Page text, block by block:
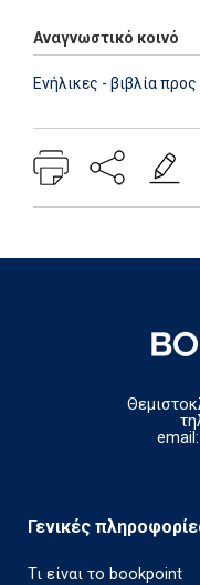
Αναγνωστικό κοινό
Ενήλικες - βιβλία
Γενικές
Τι είναι το bookpoint